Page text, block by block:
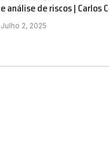
e análise de riscos | Carlos
Julho 2, 2025